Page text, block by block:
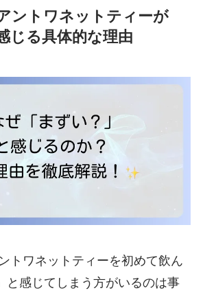
ントワネットティーが
じる具体的な理由
トワネットティーを初めて飲ん
と感じてしまう方がいるのは事